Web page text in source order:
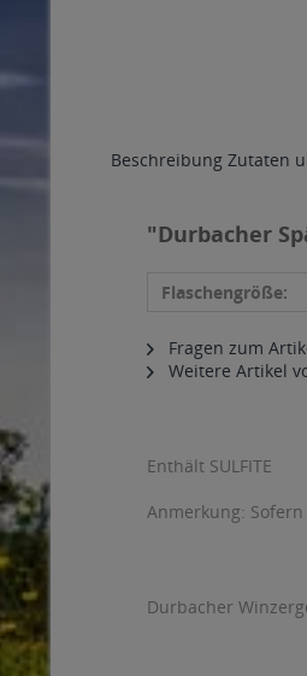
Beschreibung Zutaten
"Durbacher
Flaschengröße:
Fragen zum
Weitere Artikel
Enthält SULFITE
Anmerkung:
Durbacher